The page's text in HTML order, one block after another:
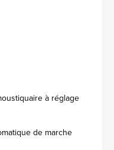
à réglage
de marche